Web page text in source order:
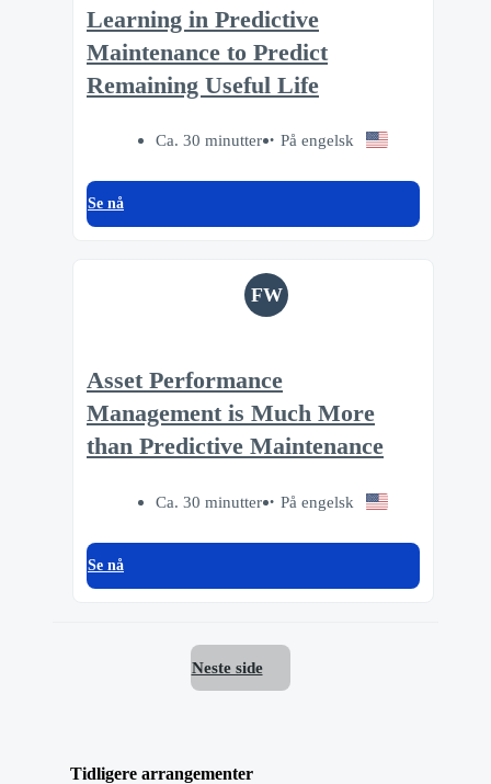
Learning in Predictive
Maintenance to Predict
Remaining Useful Life
Ca. 30 minutter På engelsk
Se nå
FW
Asset Performance
Management is Much More
than Predictive Maintenance
Ca. 30 minutter På engelsk
Se nå
Neste side
Tidligere arrangementer